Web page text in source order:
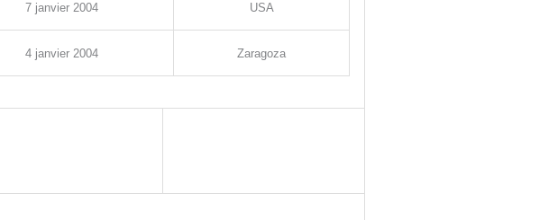
7janvier2004 USA
4janvier2004 Zaragoza